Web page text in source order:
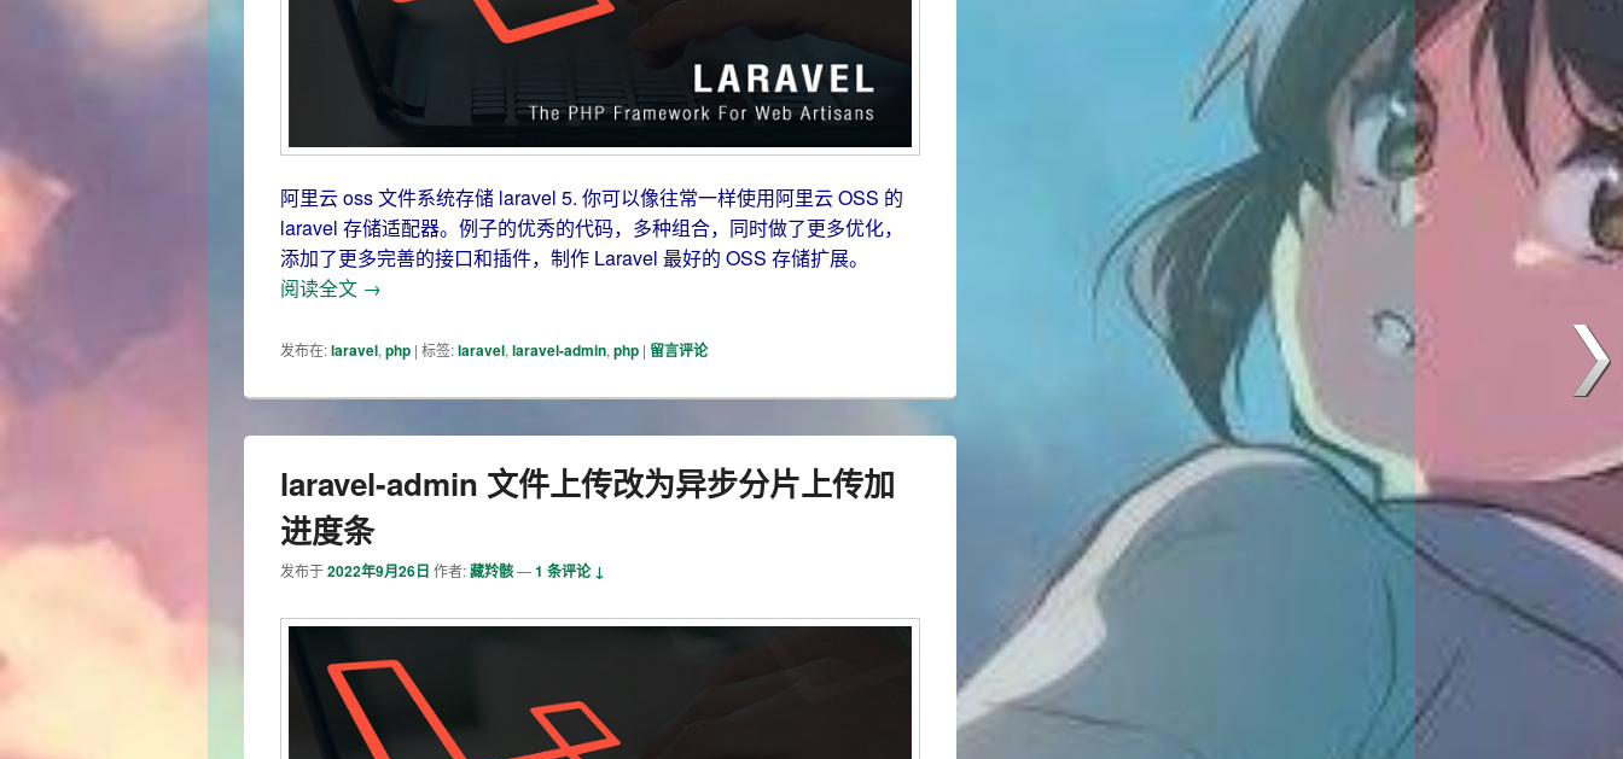
阿里云 oss 文件系统存储 laravel 5. 你可以像往常一样使用阿里云 OSS 的
laravel 存储适配器。例子的优秀的代码，多种组合，同时做了更多优化，
添加了更多完善的接口和插件，制作 Laravel 最好的 OSS 存储扩展。
阅读全文 laravel 上传文件到阿里云OSS
→
发布在:laravel, php | 标签:laravel, laravel-admin, php | 留言评论
laravel-admin 文件上传改为异步分片上传加
进度条
发布于2022年9月26日 作者:藏羚骸—1 条评论 ↓